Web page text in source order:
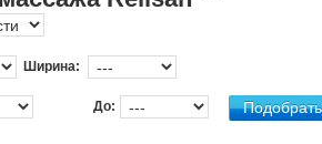
Ширина:
До: